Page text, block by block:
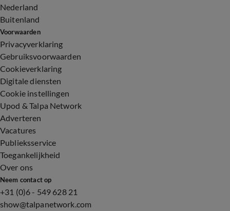
Nederland
Buitenland
Voorwaarden
Privacyverklaring
Gebruiksvoorwaarden
Cookieverklaring
Digitale diensten
Cookie instellingen
Upod & Talpa Network
Adverteren
Vacatures
Publieksservice
Toegankelijkheid
Over ons
Neem contact op
+31 (0)6 - 549 628 21
show@talpanetwork.com